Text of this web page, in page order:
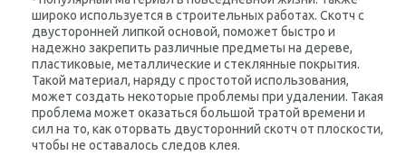
широко используется в строительных работах. Скотч с
двусторонней липкой основой, поможет быстро и
надежно закрепить различные предметы на дереве,
пластиковые, металлические и стеклянные покрытия.
Такой материал, наряду с простотой использования,
может создать некоторые проблемы при удалении. Такая
проблема может оказаться большой тратой времени и
сил на то, как оторвать двусторонний скотч от плоскости,
чтобы не оставалось следов клея.